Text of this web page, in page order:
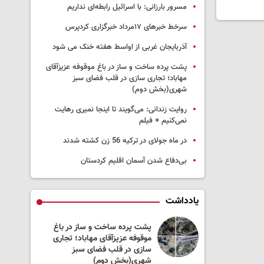
مسرور بارزانی: با اسرائیل رابطه‌ای نداریم
سرخط خبرهای ۱۷مرداد خبرگزاری کردپرس
آذربایجان غربی از اواسط هفته خنک می شود
پشت پرده ساخت و ساز در باغ موقوفه عزیزآقای
مهاباد؛ تجاری سازی در قلب فضای سبز
شهری(بخش دوم)
روایت زندانی: می‌گویند تا اینجا نمیری رهایت
نمی‌کنیم + فیلم
در ماه جولای در ترکیه 56 زن کشته شدند
بی‌دفاع شدن آسمان اقلیم کردستان
یادداشت
پشت پرده ساخت و ساز در باغ
موقوفه عزیزآقای مهاباد؛ تجاری
سازی در قلب فضای سبز
شهری(بخش دوم)